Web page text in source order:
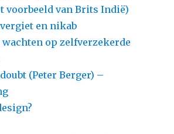
voorbeeld van Brits Indië)
en nikab
op zelfverzekerde
(Peter Berger) –